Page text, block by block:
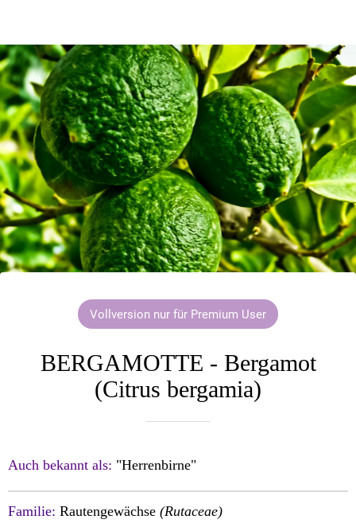
Vollversion nur für Premium User
BERGAMOTTE - Bergamot
(C itrus bergamia)
Auch bekannt als: "Herrenbirne"
Familie: Rautengewächse (Rutaceae)